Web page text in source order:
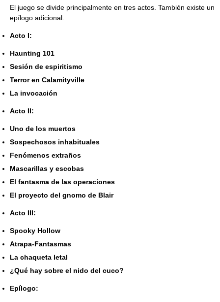
El juego se divide principalmente en tres actos. También existe un
epílogo adicional.
Acto I:
Haunting 101
Sesión de espiritismo
Terror en Calamityville
La invocación
Acto II:
Uno de los muertos
Sospechosos inhabituales
Fenómenos extraños
Mascarillas y escobas
El fantasma de las operaciones
El proyecto del gnomo de Blair
Acto III:
Spooky Hollow
Atrapa-Fantasmas
La chaqueta letal
¿Qué hay sobre el nido del cuco?
Epílogo: